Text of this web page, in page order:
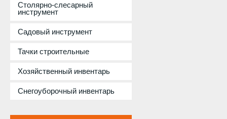
Столярно-слесарный
инструмент
Садовый инструмент
Тачки строительные
Хозяйственный инвентарь
Снегоуборочный инвентарь